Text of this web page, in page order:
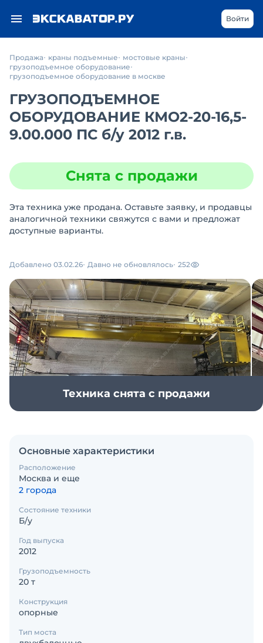
Войти
Продажа краны подъемные
мостовые краны
грузоподъемное оборудование
грузоподъемное оборудование в москве
ГРУЗОПОДЪЕМНОЕ
ОБОРУДОВАНИЕ КМО2-20-16,5-
9.00.000 ПС б/у 2012 г.в.
Снята с продажи
Эта техника уже продана. Оставьте заявку, и продавцы
аналогичной техники свяжутся с вами и предложат
доступные варианты.
Добавлено 03.02.26 Давно не обновлялось 252
Техника снята с продажи
Основные характеристики
Расположение
Москва и еще
2 города
Состояние техники
Б/у
Год выпуска
2012
Грузоподъемность
20 т
Конструкция
опорные
Тип моста